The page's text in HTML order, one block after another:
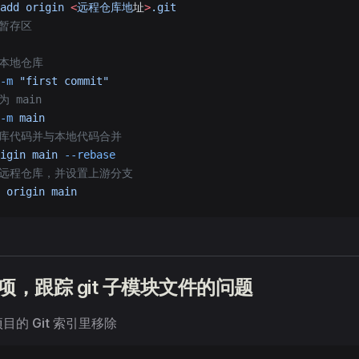
origin <远程仓库地址>.git
存区
地仓库
"first commit"
main
main
代码并与本地代码合并
main --rebase
程仓库，并设置上游分支
origin main
，跟踪 git 子模块文件的问题
的 Git 索引里移除